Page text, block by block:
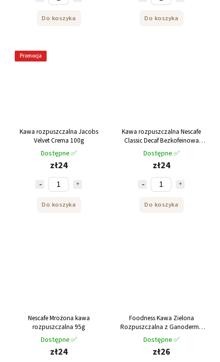
Do koszyka Do koszyka
Promocja
Kawa rozpuszczalna Jacobs
Velvet Crema 100g
Dostępne ✅
zł24
Do koszyka
Kawa rozpuszczalna Nescafe
Classic Decaf Bezkofeinowa
100g
Dostępne ✅
zł24
Do koszyka
Nescafe Mrożona kawa
rozpuszczalna 95g
Dostępne ✅
zł24
Foodness Kawa Zielona
Rozpuszczalna z Ganodermą
10 szt. 200g
Dostępne ✅
zł26